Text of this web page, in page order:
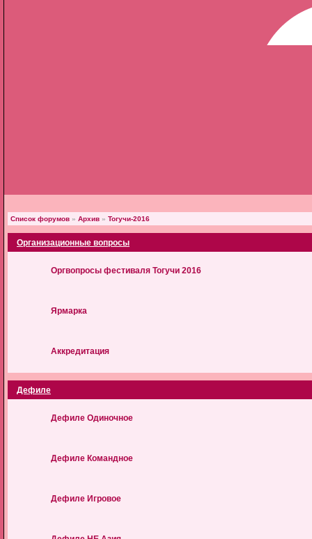
Список форумов » Архив » Тогучи-2016
Организационные вопросы
Оргвопросы фестиваля Тогучи 2016
Ярмарка
Аккредитация
Дефиле
Дефиле Одиночное
Дефиле Командное
Дефиле Игровое